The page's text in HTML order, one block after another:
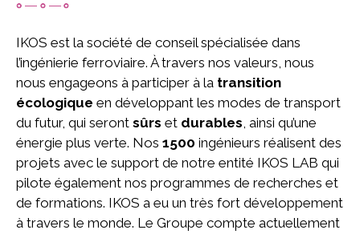
IKOS est la société de conseil spécialisée dans
l’ingénierie ferroviaire. À travers nos valeurs, nous
nous engageons à participer à la transition
écologique en développant les modes de transport
du futur, qui seront sûrs et durables, ainsi qu’une
énergie plus verte. Nos 1500 ingénieurs réalisent des
projets avec le support de notre entité IKOS LAB qui
pilote également nos programmes de recherches et
de formations. IKOS a eu un très fort développement
à travers le monde. Le Groupe compte actuellement